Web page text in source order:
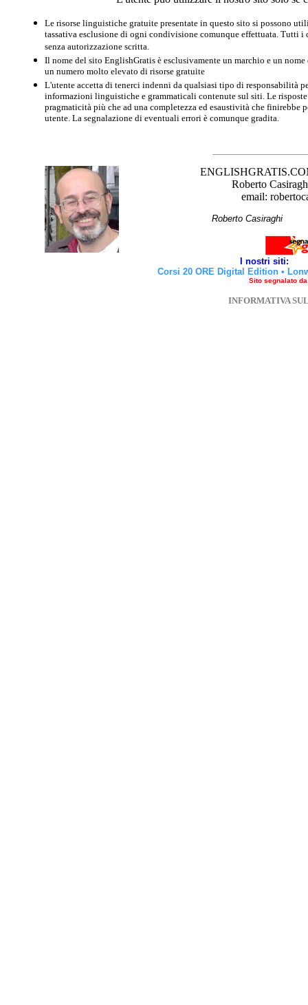
Le risorse linguistiche gratuite presentate in questo sito si possono
tassativa esclusione di ogni condivisione comunque effettuata. Tutti
senza autorizzazione scritta.
Il nome del sito EnglishGratis è esclusivamente un marchio e un
un numero molto elevato di risorse gratuite
L'utente accetta di tenerci indenni da qualsiasi tipo di responsabilità
informazioni linguistiche e grammaticali contenute sul siti. Le
pragmaticità più che ad una completezza ed esaustività che finirebbe
utente. La segnalazione di eventuali errori è comunque gradita.
Roberto
email:
Roberto
I nostri siti:
Corsi 20 ORE Digital Edition •
Sito segnalato
INFORMATIVA